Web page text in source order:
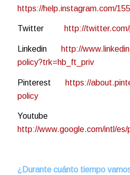
https://help.instagram.com/
Twitter http://
Linkedin
http://
policy?trk=hb_ft_priv
Pinterest
https://
policy
Youtube
http://www.google.com/intl/es/
¿Durante cuánto tiempo